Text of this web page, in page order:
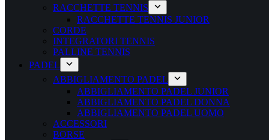
RACCHETTE TENNIS
RACCHETTE TENNIS JUNIOR
CORDE
INTEGRATORI TENNIS
PALLINE TENNIS
PADEL
ABBIGLIAMENTO PADEL
ABBIGLIAMENTO PADEL JUNIOR
ABBIGLIAMENTO PADEL DONNA
ABBIGLIAMENTO PADEL UOMO
ACCESSORI
BORSE